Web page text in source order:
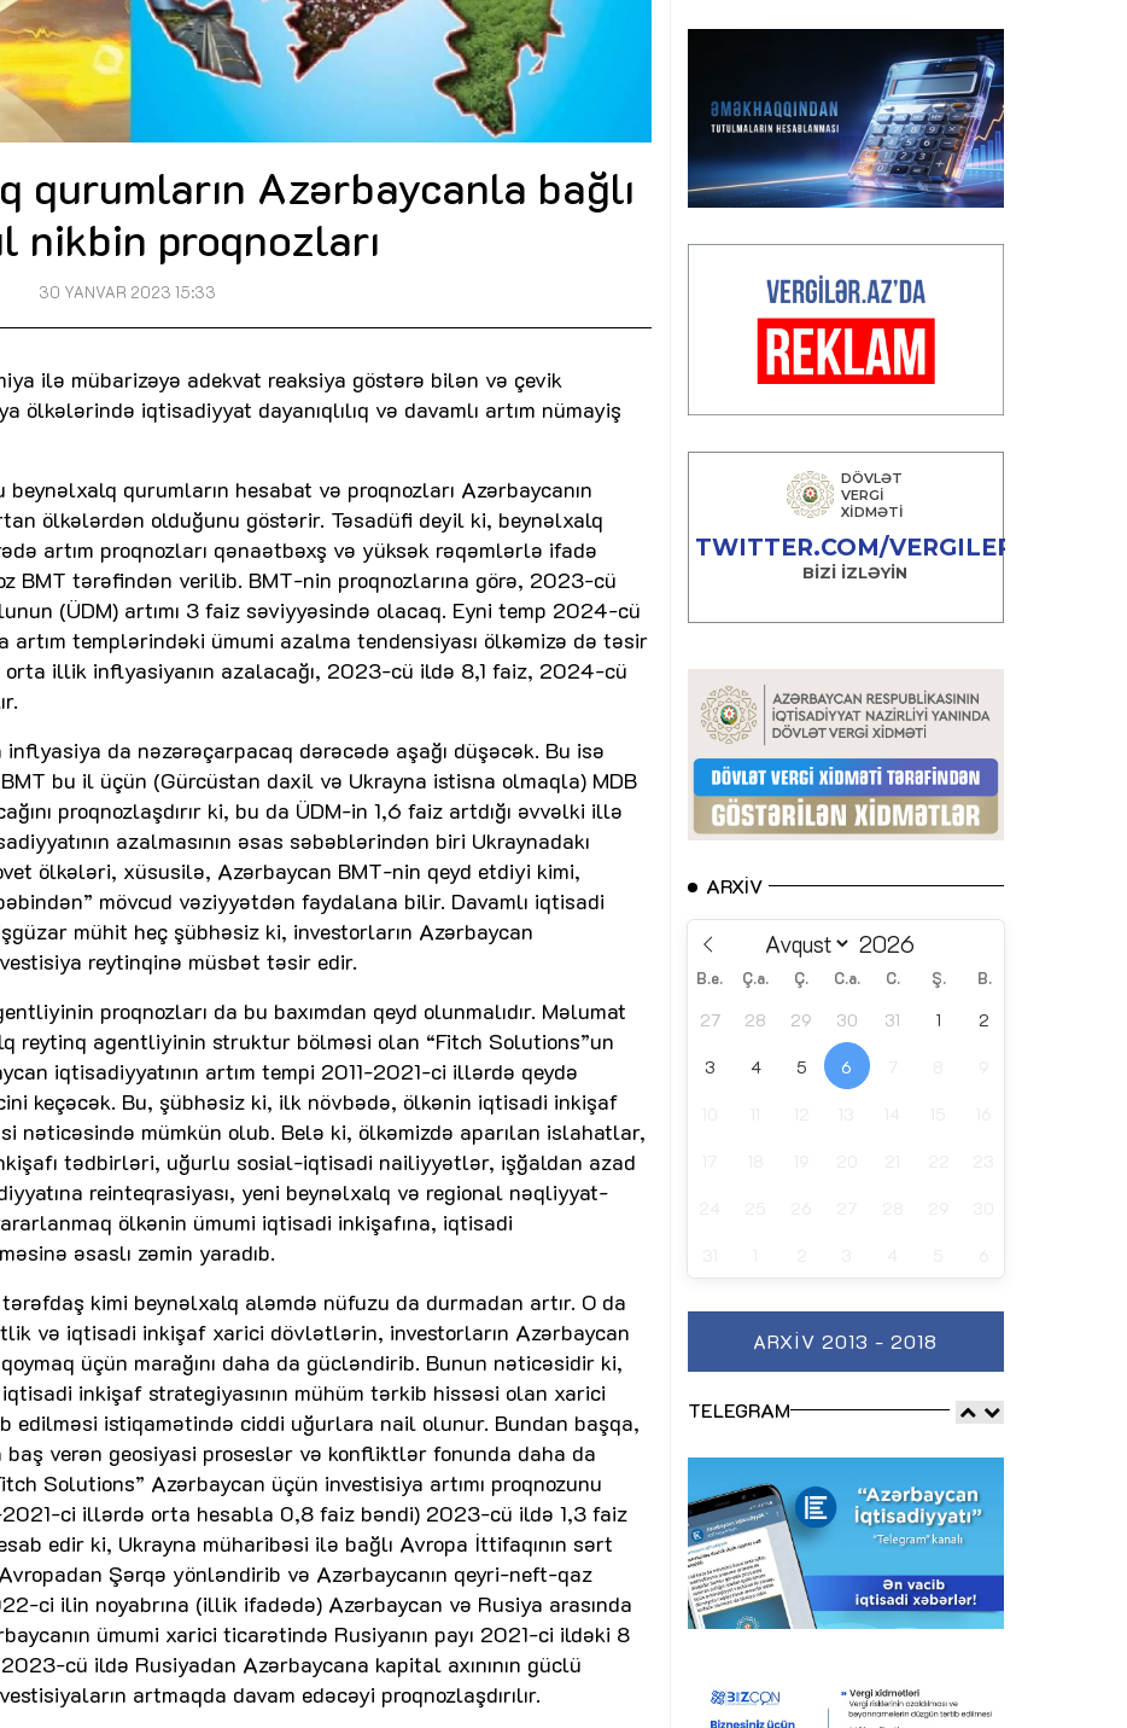
qurumların Azərbaycanla bağlı
nikbin proqnozları
30 YANVAR 2023 15:33
ilə mübarizəyə adekvat reaksiya göstərə bilən və çevik
iqtisadiyyat dayanıqlılıq və davamlı artım nümayiş
qurumların hesabat və proqnozları Azərbaycanın
ölkələrdən olduğunu göstərir. Təsadüfi deyil ki, beynəlxalq
artım proqnozları qənaətbəxş və yüksək rəqəmlərlə ifadə
BMT tərəfindən verilib. BMT-nin proqnozlarına görə, 2023-cü
(ÜDM) artımı 3 faiz səviyyəsində olacaq. Eyni temp 2024-cü
artım templərindəki ümumi azalma tendensiyası ölkəmizə də təsir
illik inflyasiyanın azalacağı, 2023-cü ildə 8,1 faiz, 2024-cü
da nəzərəçarpacaq dərəcədə aşağı düşəcək. Bu isə
bu il üçün (Gürcüstan daxil və Ukrayna istisna olmaqla) MDB
proqnozlaşdırır ki, bu da ÜDM-in 1,6 faiz artdığı əvvəlki illə
azalmasının əsas səbəblərindən biri Ukraynadakı
ölkələri, xüsusilə, Azərbaycan BMT-nin qeyd etdiyi kimi,
mövcud vəziyyətdən faydalana bilir. Davamlı iqtisadi
mühit heç şübhəsiz ki, investorların Azərbaycan
reytinqinə müsbət təsir edir.
proqnozları da bu baxımdan qeyd olunmalıdır. Məlumat
reytinq agentliyinin struktur bölməsi olan “Fitch Solutions”un
iqtisadiyyatının artım tempi 2011-2021-ci illərdə qeydə
keçəcək. Bu, şübhəsiz ki, ilk növbədə, ölkənin iqtisadi inkişaf
nəticəsində mümkün olub. Belə ki, ölkəmizdə aparılan islahatlar,
tədbirləri, uğurlu sosial-iqtisadi nailiyyətlər, işğaldan azad
reinteqrasiyası, yeni beynəlxalq və regional nəqliyyat-
ölkənin ümumi iqtisadi inkişafına, iqtisadi
əsaslı zəmin yaradıb.
kimi beynəlxalq aləmdə nüfuzu da durmadan artır. O da
və iqtisadi inkişaf xarici dövlətlərin, investorların Azərbaycan
üçün marağını daha da gücləndirib. Bunun nəticəsidir ki,
inkişaf strategiyasının mühüm tərkib hissəsi olan xarici
edilməsi istiqamətində ciddi uğurlara nail olunur. Bundan başqa,
baş verən geosiyasi proseslər və konfliktlər fonunda daha da
Solutions” Azərbaycan üçün investisiya artımı proqnozunu
ci illərdə orta hesabla 0,8 faiz bəndi) 2023-cü ildə 1,3 faiz
edir ki, Ukrayna müharibəsi ilə bağlı Avropa İttifaqının sərt
Şərqə yönləndirib və Azərbaycanın qeyri-neft-qaz
ci ilin noyabrına (illik ifadədə) Azərbaycan və Rusiya arasında
ümumi xarici ticarətində Rusiyanın payı 2021-ci ildəki 8
cü ildə Rusiyadan Azərbaycana kapital axınının güclü
artmaqda davam edəcəyi proqnozlaşdırılır.
ARXIV
B.e. Ç.a. Ç. C.a. C. Ş. B.
27 28 29 30 31 1 2
3 4 5 6
ARXIV 2013 - 2018
TELEGRAM